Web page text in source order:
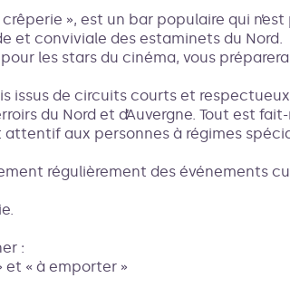
», est un bar populaire qui n’est
et conviviale des estaminets du Nord.
les stars du cinéma, vous
issus de circuits courts et
du Nord et d’Auvergne. Tout est
attentif aux personnes à régimes
régulièrement des événements
:
et « à emporter »